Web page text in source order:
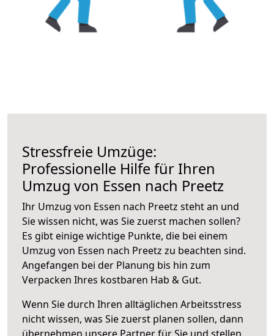
Stressfreie Umzüge:
Professionelle Hilfe für Ihren
Umzug von Essen nach Preetz
Ihr Umzug von Essen nach Preetz steht an und
Sie wissen nicht, was Sie zuerst machen sollen?
Es gibt einige wichtige Punkte, die bei einem
Umzug von Essen nach Preetz zu beachten sind.
Angefangen bei der Planung bis hin zum
Verpacken Ihres kostbaren Hab & Gut.
Wenn Sie durch Ihren alltäglichen Arbeitsstress
nicht wissen, was Sie zuerst planen sollen, dann